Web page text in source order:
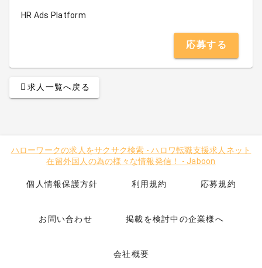
HR Ads Platform
応募する
求人一覧へ戻る
ハローワークの求人をサクサク検索 -ハロワ転職支援求人ネット
在留外国人の為の様々な情報発信！
- Jaboon
個人情報保護方針 利用規約 応募規約
お問い合わせ 掲載を検討中の企業様へ
会社概要